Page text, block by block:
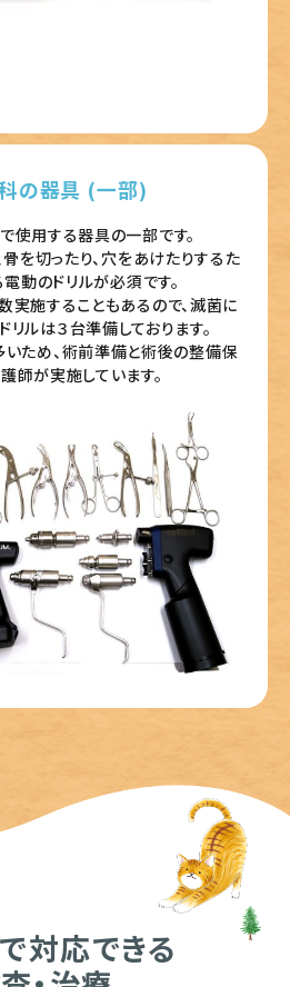
の器具 (一部)
使用する器具の一部です。
を切ったり、穴をあけたりするた
動のドリルが必須です。
施することもあるので、滅菌に
ルは３台準備しております。
ため、術前準備と術後の整備保
師が実施しています。
対応できる